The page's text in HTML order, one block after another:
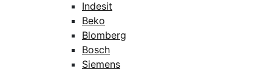
Indesit
Beko
Blomberg
Bosch
Siemens